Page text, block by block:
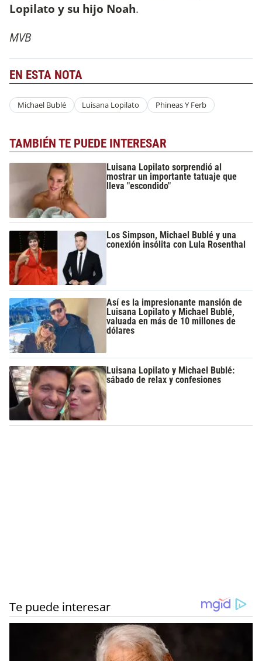
Lopilato y su hijo Noah.
MVB
EN ESTA NOTA
Michael Bublé Luisana Lopilato Phineas Y Ferb
TAMBIÉN TE PUEDE INTERESAR
Luisana Lopilato sorprendió al
mostrar un importante tatuaje que
lleva "escondido"
Los Simpson, Michael Bublé y una
conexión insólita con Lula Rosenthal
Así es la impresionante mansión de
Luisana Lopilato y Michael Bublé,
valuada en más de 10 millones de
dólares
Luisana Lopilato y Michael Bublé:
sábado de relax y confesiones